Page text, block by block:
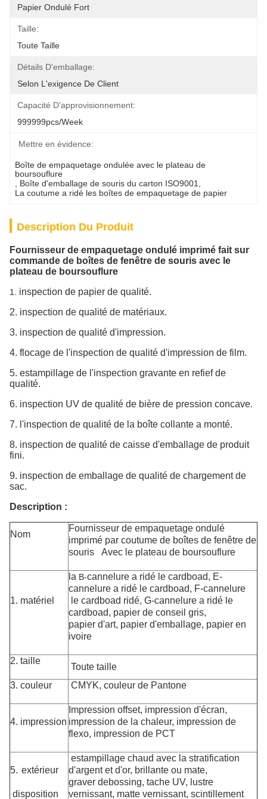
Papier Ondulé Fort
Taille:
Toute Taille
Détails D'emballage:
Selon L'exigence De Client
Capacité D'approvisionnement:
999999pcs/week
Mettre en évidence:
Boîte de empaquetage ondulée avec le plateau de
boursouflure
Boîte d'emballage de souris du carton ISO9001
La coutume a ridé les boîtes de empaquetage de papier
Description Du Produit
Fournisseur de empaquetage ondulé imprimé fait sur
commande de boîtes de fenêtre de souris avec le
plateau de boursouflure
1. inspection de papier de qualité.
2. inspection de qualité de matériaux.
3. inspection de qualité d'impression.
4. flocage de l'inspection de qualité d'impression de film.
5. estampillage de l'inspection gravante en refief de
qualité.
6. inspection UV de qualité de bière de pression concave.
7. l'inspection de qualité de la boîte collante a monté.
8. inspection de qualité de caisse d'emballage de produit
fini.
9. inspection de emballage de qualité de chargement de
sac.
Description :
Nom
Fournisseur de empaquetage ondulé
imprimé par coutume de boîtes de fenêtre de
souris Avec le plateau de boursouflure
1. matériel
la B-cannelure a ridé le cardboad, E-
cannelure a ridé le cardboad, F-cannelure
le cardboad ridé, G-cannelure a ridé le
cardboad, papier de conseil gris,
papier d'art, papier d'emballage, papier en
ivoire
2. taille
Toute taille
3. couleur
CMYK, couleur de Pantone
4. impression
Impression offset, impression d'écran,
impression de la chaleur, impression de
flexo, impression de PCT
5. extérieur
disposition
estampillage chaud avec la stratification
d'argent et d'or, brillante ou mate,
graver debossing, tache UV, lustre
vernissant, matte vernissant, scintillement